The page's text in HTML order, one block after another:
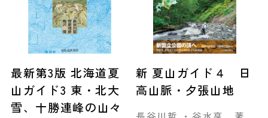
最新第3版 北海道夏
山ガイド3 東・北大
雪、十勝連峰の山々
新 夏山ガイド４ 日
高山脈・夕張山地